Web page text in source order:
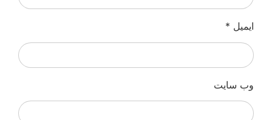
ایمیل *
وب‌ سایت